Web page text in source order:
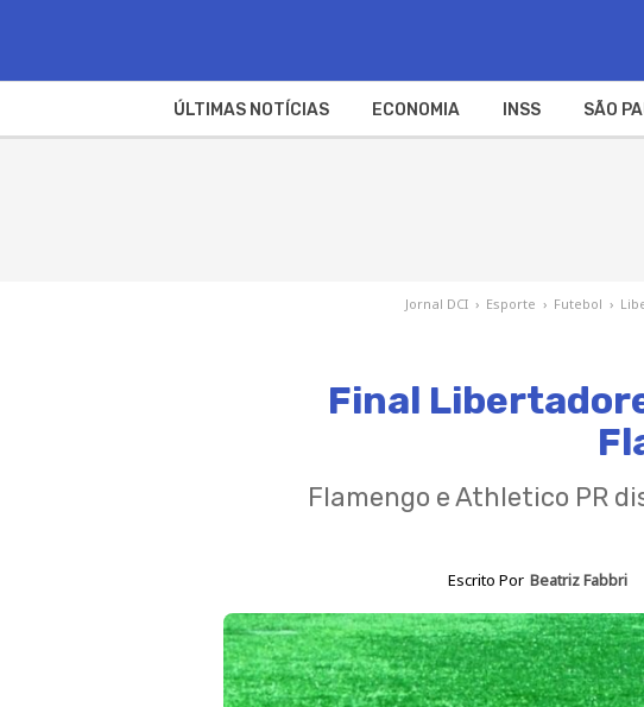
ÚLTIMAS NOTÍCIAS ECONOMIA INSS SÃO
Jornal DCI › Esporte › Futebol ›
Final
Flamengo e Athletico PR
Escrito Por Beatriz Fabbri